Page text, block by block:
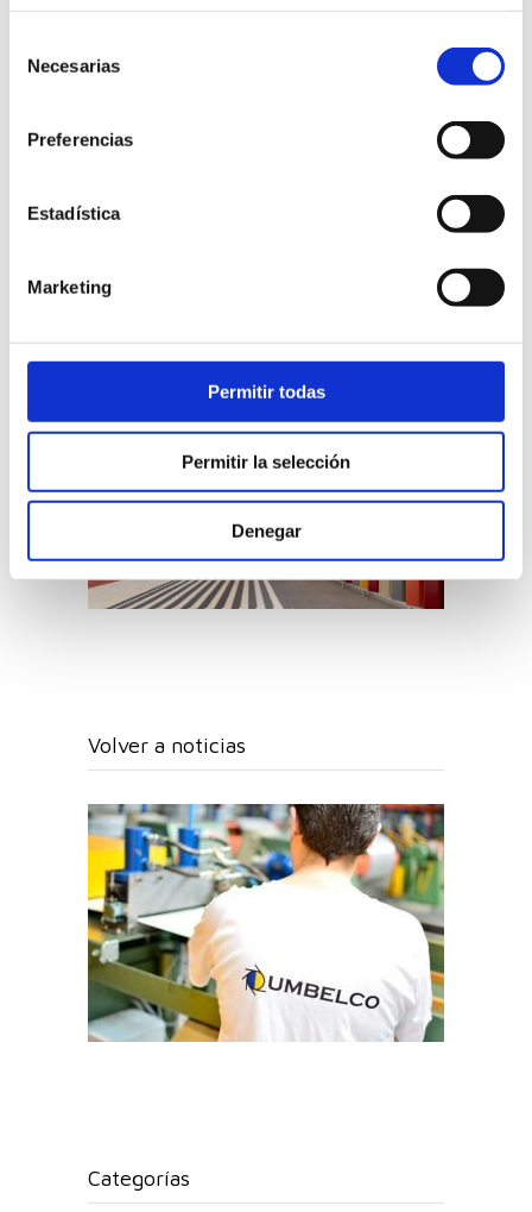
Necesarias
Preferencias
Estadística
Marketing
Permitir todas
Permitir la selección
Denegar
Buscar
Search
Volver a noticias
Categorías